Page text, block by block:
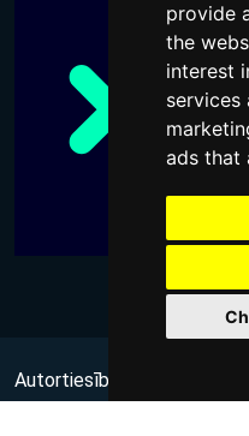
provide
the
interest
services
ads that
Autortiesības @ 2026